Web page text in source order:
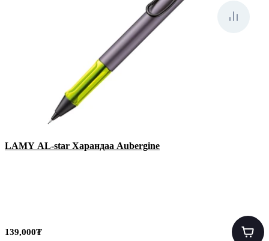
LAMY AL-star Харандаа Aubergine
139,000₮